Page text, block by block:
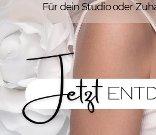
Für dein Studio oder
Jetzt